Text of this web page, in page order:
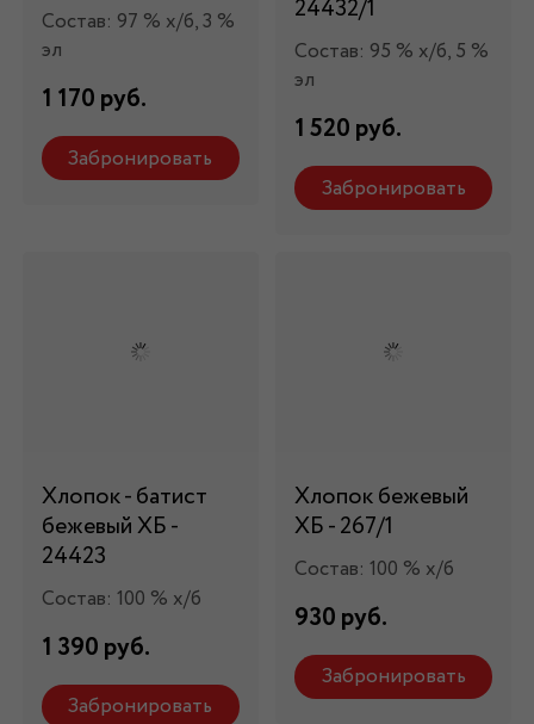
Состав: 97 % х/б, 3 %
эл
1 170 руб.
Забронировать
24432/1
Состав: 95 % х/б, 5 %
эл
1 520 руб.
Забронировать
Хлопок - батист
бежевый ХБ -
24423
Состав: 100 % х/б
1 390 руб.
Забронировать
Хлопок бежевый
ХБ - 267/1
Состав: 100 % х/б
930 руб.
Забронировать